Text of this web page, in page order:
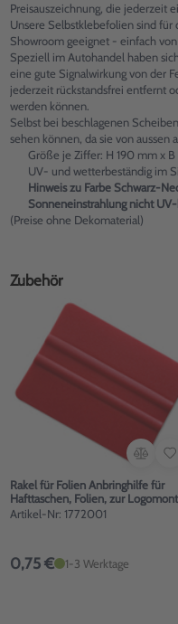
Preisauszeichnung, die jederzeit
Unsere Selbstklebefolien sind für
Showroom geeignet - einfach
Speziell im Autohandel haben
eine gute Signalwirkung von der
jederzeit rückstandsfrei entfernt
werden können.
Selbst bei beschlagenen
sehen können, da sie von aussen
Größe je Ziffer: H 190 mm x
UV- und wetterbeständig im
Hinweis zu Farbe Schwarz-
Sonneneinstrahlung nicht
(Preise ohne Dekomaterial)
Zubehör
Rakel für Folien Anbringhilfe für
Hafttaschen, Folien, zur
Artikel-Nr: 1772001
0,75 € 1-3 Werktage